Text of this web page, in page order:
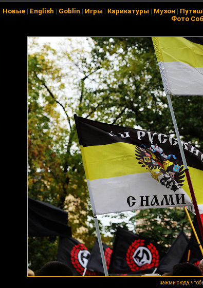
Новые| English | Goblin | Игры | Карикатуры | Музон |
Фото
нажми сюда,